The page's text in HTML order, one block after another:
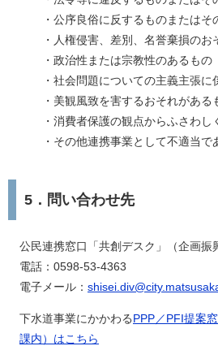
・公序良俗に反するものまたはそ
・人権侵害、差別、名誉棄損のお
・政治性または宗教性のあるもの
・社会問題についての主義主張に
・美観風致を害するおそれがある
・消費者保護の観点からふさわし
・その他連携事業として不適当で
5．問い合わせ先
公民連携窓口「共創デスク」（企画振
電話：0598-53-4363
電子メール：
下水道事業にかかわるPPP／PFI提案
課内）はこちら